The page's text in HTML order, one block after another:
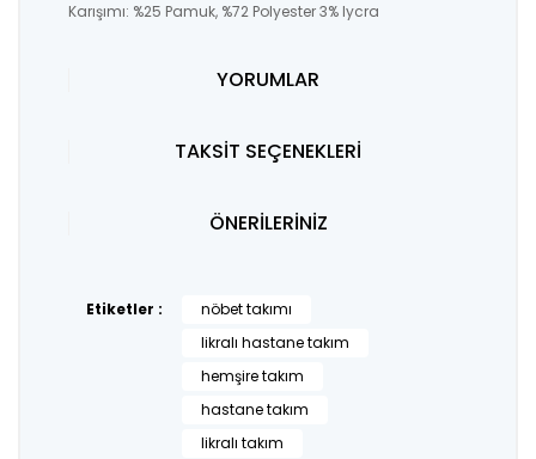
Karışımı: %25 Pamuk, %72 Polyester 3% lycra
YORUMLAR
TAKSİT SEÇENEKLERİ
ÖNERİLERİNİZ
Etiketler :
nöbet takımı
likralı hastane takım
hemşire takım
hastane takım
likralı takım